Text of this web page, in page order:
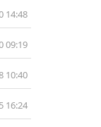
14:48
09:19
10:40
16:24